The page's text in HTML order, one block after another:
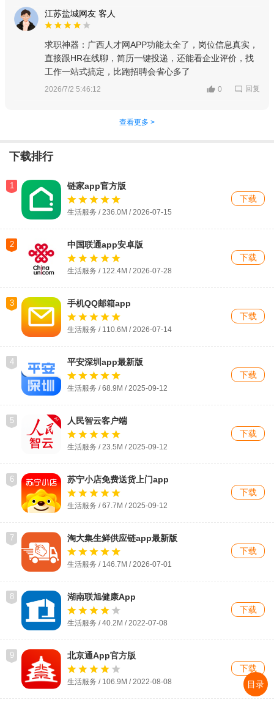
江苏盐城网友 客人
求职神器：广西人才网APP功能太全了，岗位信息真实，
直接跟HR在线聊，简历一键投递，还能看企业评价，找
工作一站式搞定，比跑招聘会省心多了
2026/7/2 5:46:12 0 回复
查看更多 >
下载排行
1 链家app官方版
生活服务 / 236.0M / 2026-07-15
下载
2 中国联通app安卓版
生活服务 / 122.4M / 2026-07-28
下载
3 手机QQ邮箱app
生活服务 / 110.6M / 2026-07-14
下载
4 平安深圳app最新版
生活服务 / 68.9M / 2025-09-12
下载
5 人民智云客户端
生活服务 / 23.5M / 2025-09-12
下载
6 苏宁小店免费送货上门app
生活服务 / 67.7M / 2025-09-12
下载
7 淘大集生鲜供应链app最新版
生活服务 / 146.7M / 2026-07-01
下载
8 湖南联旭健康App
生活服务 / 40.2M / 2022-07-08
下载
9 北京通App官方版
生活服务 / 106.9M / 2022-08-08
下载
目录